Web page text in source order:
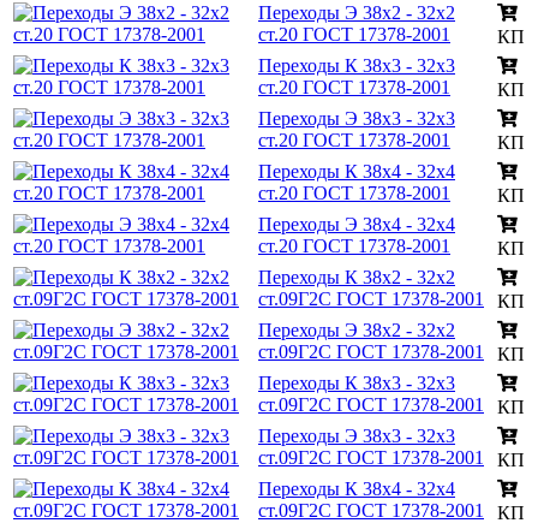
Переходы Э 38х2 - 32х2
ст.20 ГОСТ 17378-2001
КП
Переходы К 38х3 - 32х3
ст.20 ГОСТ 17378-2001
КП
Переходы Э 38х3 - 32х3
ст.20 ГОСТ 17378-2001
КП
Переходы К 38х4 - 32х4
ст.20 ГОСТ 17378-2001
КП
Переходы Э 38х4 - 32х4
ст.20 ГОСТ 17378-2001
КП
Переходы К 38х2 - 32х2
ст.09Г2С ГОСТ 17378-2001
КП
Переходы Э 38х2 - 32х2
ст.09Г2С ГОСТ 17378-2001
КП
Переходы К 38х3 - 32х3
ст.09Г2С ГОСТ 17378-2001
КП
Переходы Э 38х3 - 32х3
ст.09Г2С ГОСТ 17378-2001
КП
Переходы К 38х4 - 32х4
ст.09Г2С ГОСТ 17378-2001
КП